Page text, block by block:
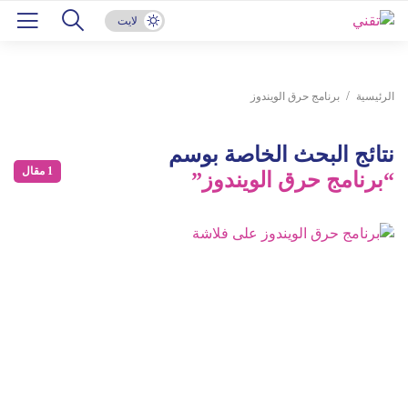
لايت
الرئيسية برنامج حرق الويندوز
نتائج البحث الخاصة بوسم
“برنامج حرق الويندوز”
1 مقال